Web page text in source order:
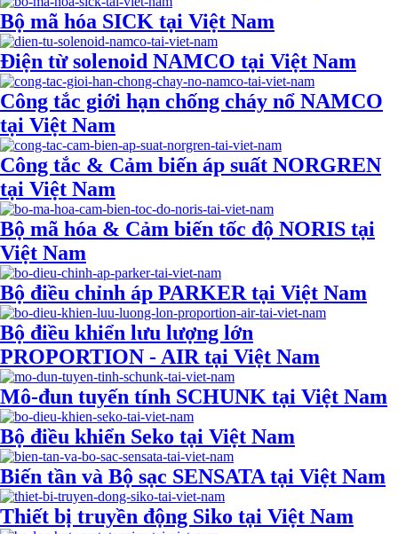
Bộ mã hóa SICK tại Việt Nam
Điện từ solenoid NAMCO tại Việt Nam
Công tắc giới hạn chống cháy nổ NAMCO
tại Việt Nam
Công tắc & Cảm biến áp suất NORGREN
tại Việt Nam
Bộ mã hóa & Cảm biến tốc độ NORIS tại
Việt Nam
Bộ điều chỉnh áp PARKER tại Việt Nam
Bộ điều khiển lưu lượng lớn
PROPORTION - AIR tại Việt Nam
Mô-đun tuyến tính SCHUNK tại Việt Nam
Bộ điều khiển Seko tại Việt Nam
Biến tần và Bộ sạc SENSATA tại Việt Nam
Thiết bị truyền động Siko tại Việt Nam